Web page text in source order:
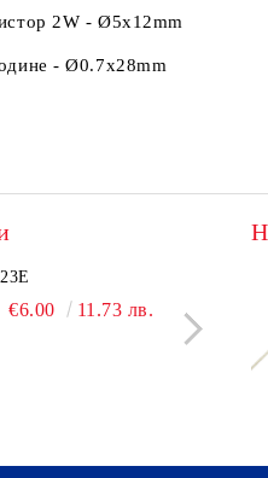
2W - Ø5x12mm
-Ø0.7x28mm
€6.00 11.73 лв.